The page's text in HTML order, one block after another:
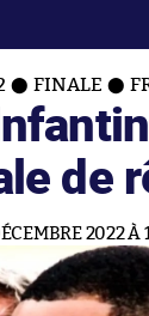
FINALE
de
2022 À